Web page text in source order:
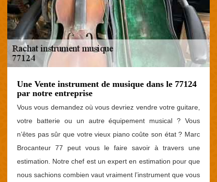
Une Vente instrument de musique dans le 77124
par notre entreprise
Vous vous demandez où vous devriez vendre votre guitare,
votre batterie ou un autre équipement musical ? Vous
n’êtes pas sûr que votre vieux piano coûte son état ? Marc
Brocanteur 77 peut vous le faire savoir à travers une
estimation. Notre chef est un expert en estimation pour que
nous sachions combien vaut vraiment l’instrument que vous